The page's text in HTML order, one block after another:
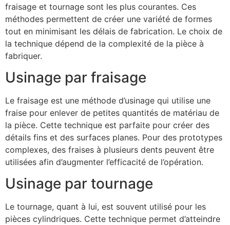
fraisage et tournage sont les plus courantes. Ces
méthodes permettent de créer une variété de formes
tout en minimisant les délais de fabrication. Le choix de
la technique dépend de la complexité de la pièce à
fabriquer.
Usinage par fraisage
Le fraisage est une méthode d’usinage qui utilise une
fraise pour enlever de petites quantités de matériau de
la pièce. Cette technique est parfaite pour créer des
détails fins et des surfaces planes. Pour des prototypes
complexes, des fraises à plusieurs dents peuvent être
utilisées afin d’augmenter l’efficacité de l’opération.
Usinage par tournage
Le tournage, quant à lui, est souvent utilisé pour les
pièces cylindriques. Cette technique permet d’atteindre